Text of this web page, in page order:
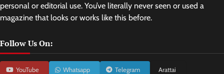
personal or editorial use. You’ve literally never seen or used a
magazine that looks or works like this before.
Follow Us On:
YouTube Whatsapp Telegram Arattai